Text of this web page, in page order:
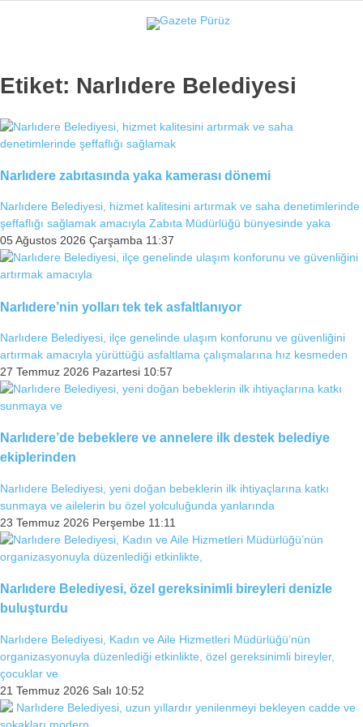
GALERİ VİDEO YAZARLAR
YEREL YÖNETIMLER
POLITIKA
SAĞLIK
DIĞER
Etiket: Narlıdere Belediyesi
Narlıdere zabıtasında yaka kamerası dönemi
Narlıdere Belediyesi, hizmet kalitesini artırmak ve saha denetimlerinde
şeffaflığı sağlamak amacıyla Zabıta Müdürlüğü bünyesinde yaka
05 Ağustos 2026 Çarşamba 11:37
Narlıdere’nin yolları tek tek asfaltlanıyor
Narlıdere Belediyesi, ilçe genelinde ulaşım konforunu ve güvenliğini
artırmak amacıyla yürüttüğü asfaltlama çalışmalarına hız kesmeden
27 Temmuz 2026 Pazartesi 10:57
Narlıdere’de bebeklere ve annelere ilk destek belediye
ekiplerinden
Narlıdere Belediyesi, yeni doğan bebeklerin ilk ihtiyaçlarına katkı
sunmaya ve ailelerin bu özel yolculuğunda yanlarında
23 Temmuz 2026 Perşembe 11:11
Narlıdere Belediyesi, özel gereksinimli bireyleri denizle
buluşturdu
Narlıdere Belediyesi, Kadın ve Aile Hizmetleri Müdürlüğü’nün
organizasyonuyla düzenlediği etkinlikte, özel gereksinimli bireyler,
çocuklar ve
21 Temmuz 2026 Salı 10:52